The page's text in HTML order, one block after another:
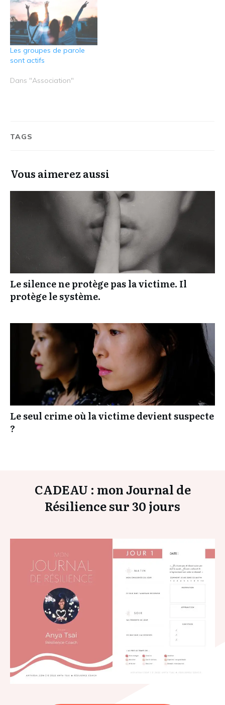
Les groupes de parole
sont actifs
Dans "Association"
TAGS
Vous aimerez aussi
Le silence ne protège pas la victime. Il
protège le système.
Le seul crime où la victime devient suspecte
?
CADEAU : mon Journal de
Résilience sur 30 jours